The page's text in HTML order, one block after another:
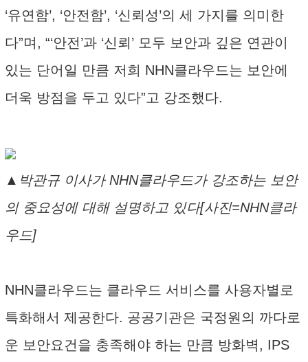
‘유연함’, ‘안전함’, ‘신뢰성’의 세 가지를 의미한
다”며, “‘안전’과 ‘신뢰’ 모두 보안과 깊은 연관이
있는 단어일 만큼 저희 NHN클라우드는 보안에
더욱 방점을 두고 있다”고 강조했다.
▲박관규 이사가 NHN클라우드가 강조하는 보안
의 중요성에 대해 설명하고 있다[사진=NHN클라
우드]
NHN클라우드는 클라우드 서비스를 사용자별로
특화해서 제공한다. 공공기관은 국정원의 까다로
운 보안요건을 충족해야 하는 만큼 방화벽, IPS